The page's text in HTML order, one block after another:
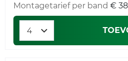
Montagetarief per band €